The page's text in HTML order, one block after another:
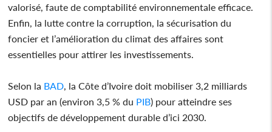
valorisé, faute de comptabilité environnementale efficace.
Enfin, la lutte contre la corruption, la sécurisation du
foncier et l’amélioration du climat des affaires sont
essentielles pour attirer les investissements.
Selon la BAD , la Côte d’Ivoire doit mobiliser 3,2 milliards
USD par an (environ 3,5 % du PIB) pour atteindre ses
objectifs de développement durable d’ici 2030.